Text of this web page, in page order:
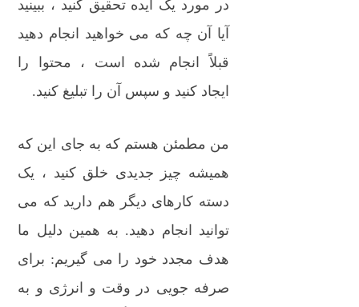
در مورد یک ایده تحقیق کنید ، ببینید
آیا آن چه که می خواهید انجام دهید
قبلاً انجام شده است ، محتوا را
ایجاد کنید و سپس آن را تبلیغ کنید.
من مطمئن هستم که به جای این که
همیشه چیز جدیدی خلق کنید ، یک
دسته کارهای دیگر هم دارید که می
توانید انجام دهید. به همین دلیل ما
هدف مجدد خود را می گیریم: برای
صرفه جویی در وقت و انرژی و به